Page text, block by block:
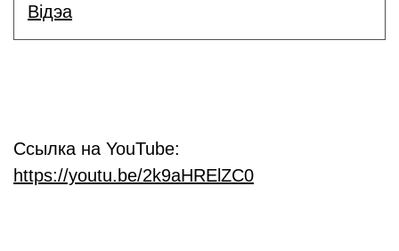
Відэа
Ссылка на YouTube:
https://youtu.be/2k9aHRElZC0